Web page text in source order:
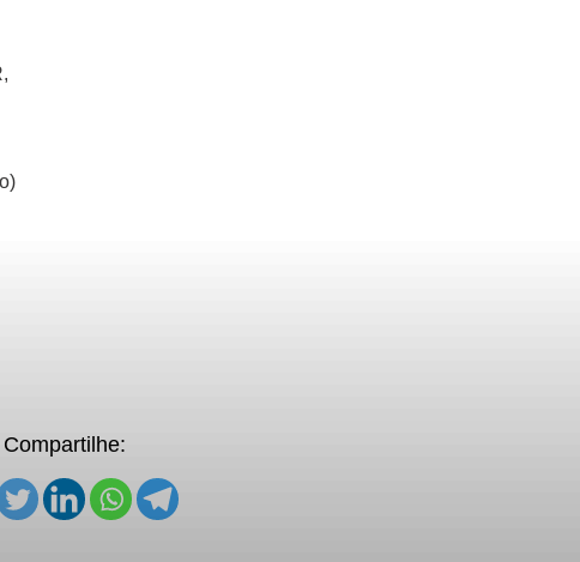
Compartilhe: